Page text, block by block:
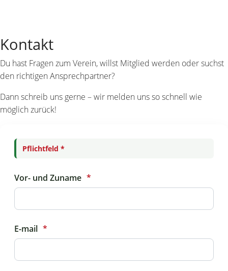
Kontakt
Du hast Fragen zum Verein, willst Mitglied werden oder suchst
den richtigen Ansprechpartner?
Dann schreib uns gerne – wir melden uns so schnell wie
möglich zurück!
Pflichtfeld *
Vor- und Zuname
E-mail